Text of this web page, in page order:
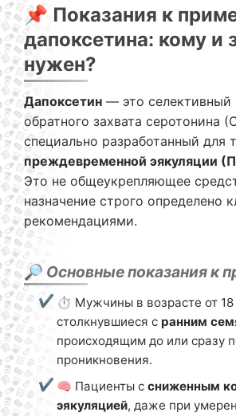
📌 Показания к
дапоксетина: кому и
нужен?
Дапоксетин — это селективный
обратного захвата серотонина
специально разработанный для
преждевременной эякуляции
Это не общеукрепляющее
назначение строго определено
рекомендациями.
🔎 Основные показания к
⏱️ Мужчины в возрасте от 18
столкнувшиеся с ранним
происходящим до или сразу
проникновения.
🧠 Пациенты ссниженным
эякуляцией, даже при